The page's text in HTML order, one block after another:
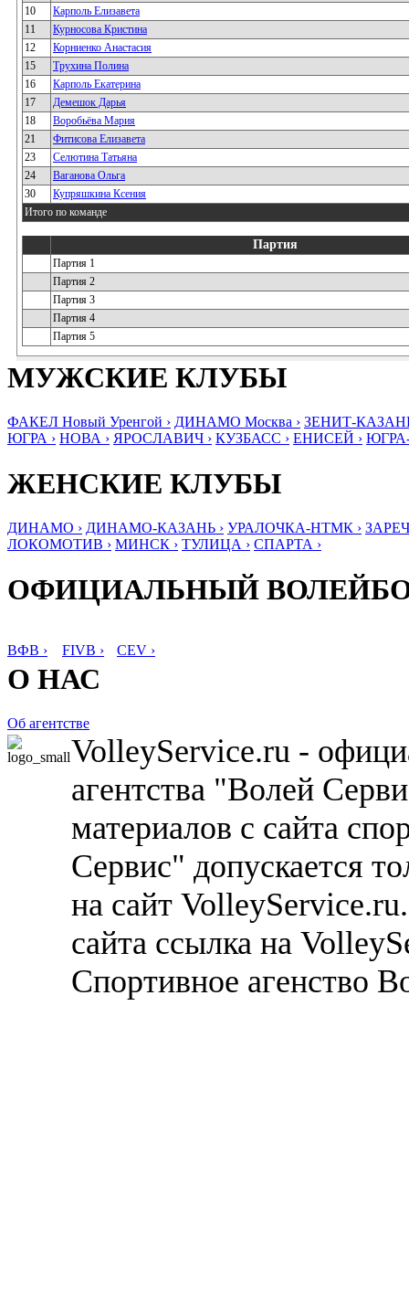
10
Карполь Елизавета
11
Курносова Кристина
12
Корниенко Анастасия
15
Трухина Полина
16
Карполь Екатерина
17
Демешок Дарья
18
Воробьёва Мария
21
Фитисова Елизавета
23
Селютина Татьяна
24
Ваганова Ольга
30
Купряшкина Ксения
Итого по команде
Партия
Партия 1
Партия 2
Партия 3
Партия 4
Партия 5
МУЖСКИЕ КЛУБЫ
ФАКЕЛ Новый Уренгой › ДИНАМО Москва › ЗЕНИТ-
ЮГРА › НОВА › ЯРОСЛАВИЧ › КУЗБАСС › ЕНИСЕЙ ›
ЖЕНСКИЕ КЛУБЫ
ДИНАМО › ДИНАМО-КАЗАНЬ › УРАЛОЧКА-НТМК ›
ЛОКОМОТИВ › МИНСК › ТУЛИЦА › СПАРТА ›
ОФИЦИАЛЬНЫЙ
ВФВ › FIVB › CEV ›
О НАС
Об агентстве
VolleyService.ru -
агентства "Волей
материалов с сайта
Сервис" допускается
на сайт
сайта ссылка на
Спортивное агенство